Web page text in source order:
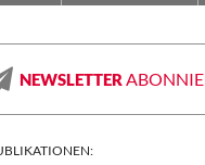
NEWSLETTER